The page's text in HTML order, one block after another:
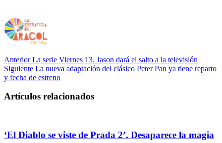
AnteriorLa serie Viernes 13. Jason dará el salto a la televisión
Siguiente La nueva adaptación del clásico Peter Pan ya tiene reparto
y fecha de estreno
Artículos relacionados
‘El Diablo se viste de Prada 2’. Desaparece la magia